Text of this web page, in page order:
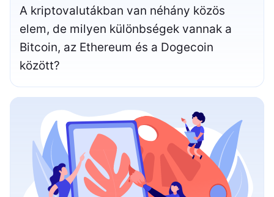
A kriptovalutákban van néhány közös
elem, de milyen különbségek vannak a
Bitcoin, az Ethereum és a Dogecoin
között?